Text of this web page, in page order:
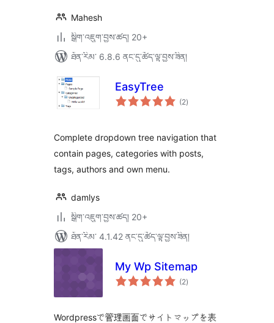
Mahesh
སྒྲིག་འཇུག་བྱས་ཚད། 20+
ཐོན་རིམ་ 6.8.6 ནང་དུ་ཚོད་ལྟ་བྱས་ཟིན།
EasyTree
(2གདེང་
འཇོག་
)
Complete dropdown tree navigation that
contain pages, categories with posts,
tags, authors and own menu.
damlys
སྒྲིག་འཇུག་བྱས་ཚད། 20+
ཐོན་རིམ་ 4.1.42 ནང་དུ་ཚོད་ལྟ་བྱས་ཟིན།
My Wp Sitemap
(2གདེང་
འཇོག་
)
Wordpressで管理画面でサイトマップを表